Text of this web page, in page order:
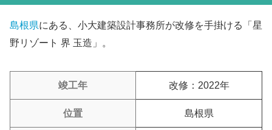
島根県にある、小大建築設計事務所が改修を手掛ける「星
野リゾート 界 玉造」。
竣工年 改修：2022年
位置 島根県